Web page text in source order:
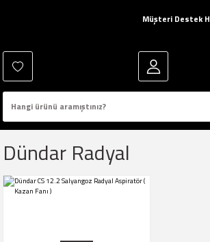
Müşteri Destek
Dündar Radyal